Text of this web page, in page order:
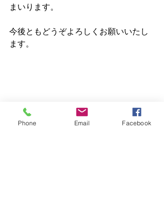
まいります。
今後ともどうぞよろしくお願いいたし
ます。
Phone Email Facebook